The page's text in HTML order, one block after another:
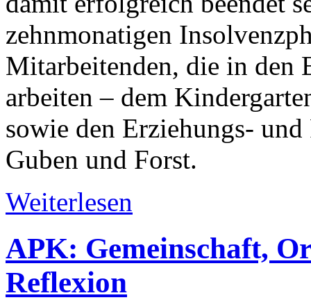
zehnmonatigen
Mitarbeitenden, die in den
arbeiten – dem
sowie den Erziehungs-
Guben und Forst.
Weiterlesen
APK: Gemeinschaft,
Reflexion